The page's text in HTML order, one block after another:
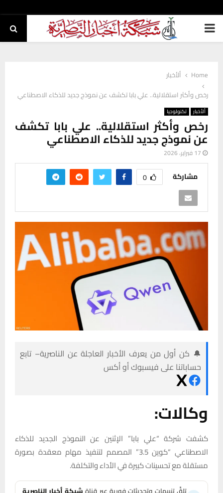
PRIMARY
Home
ألأخبار
رخص وأكثر استقلالية.. علي بابا تكشف عن نموذج جديد للذكاء الاصطناعي
ألأخبار تكنولوجيا
رخص وأكثر استقلالية.. علي بابا تكشف
عن نموذج جديد للذكاء الاصطناعي
17 فبراير، 2026
مشاركة 0
🔔 كن أول من يعرف الأخبار العاجلة عن الناصرية– تابع
حساباتنا على فيسبوك أو أكس
وكالات:
كشفت شركة “علي بابا” الإثنين عن النموذج الجديد للذكاء
الاصطناعي “كوين 3.5” ⁠المصمم لتنفيذ مهام معقدة بصورة
مستقلة مع تحسينات كبيرة في الأداء والتكلفة.